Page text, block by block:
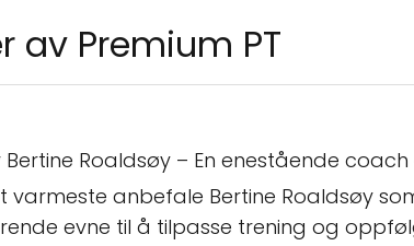
av Premium PT
Roaldsøy – En enestående coach
varmeste anbefale Bertine Roaldsøy
evne til å tilpasse trening og